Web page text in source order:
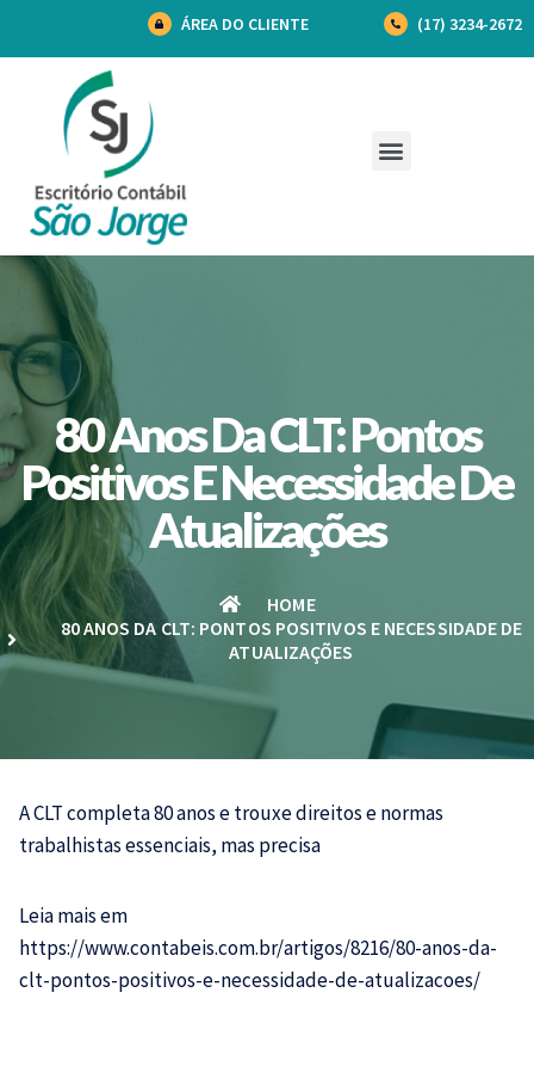
ÁREA DO CLIENTE (17) 3234-2672
80 Anos Da CLT: Pontos
Positivos E Necessidade De
Atualizações
HOME
80 ANOS DA CLT: PONTOS POSITIVOS E NECESSIDADE DE
ATUALIZAÇÕES
ACLTcompleta 80 anos e trouxe direitos e normas
trabalhistas essenciais, mas precisa
Leia mais em
https://www.contabeis.com.br/artigos/8216/80-anos-da-
clt-pontos-positivos-e-necessidade-de-atualizacoes/